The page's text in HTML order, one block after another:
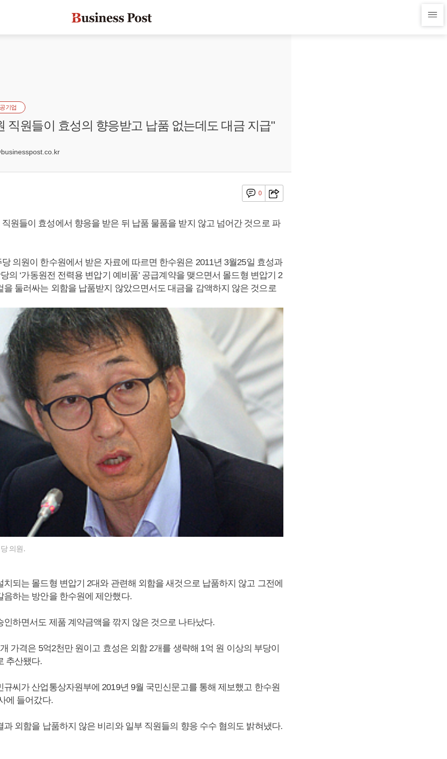
공기업
직원들이 효성의 향응받고 납품 없는데도 대금 지급"
0
원들이 효성에서 향응을 받은 뒤 납품 물품을 받지 않고 넘어간 것으로 파
의원이 한수원에서 받은 자료에 따르면 한수원은 2011년 3월25일 효성과
의 ‘가동원전 전력용 변압기 예비품’ 공급계약을 맺으면서 몰드형 변압기 2
을 둘러싸는 외함을 납품받지 않았으면서도 대금을 감액하지 않은 것으로
의원.
치되는 몰드형 변압기 2대와 관련해 외함을 새것으로 납품하지 않고 그전에
음하는 방안을 한수원에 제안했다.
인하면서도 제품 계약금액을 깎지 않은 것으로 나타났다.
가격은 5억2천만 원이고 효성은 외함 2개를 생략해 1억 원 이상의 부당이
추산됐다.
규씨가 산업통상자원부에 2019년 9월 국민신문고를 통해 제보했고 한수원
에 들어갔다.
과 외함을 납품하지 않은 비리와 일부 직원들의 향응 수수 혐의도 밝혀냈다.